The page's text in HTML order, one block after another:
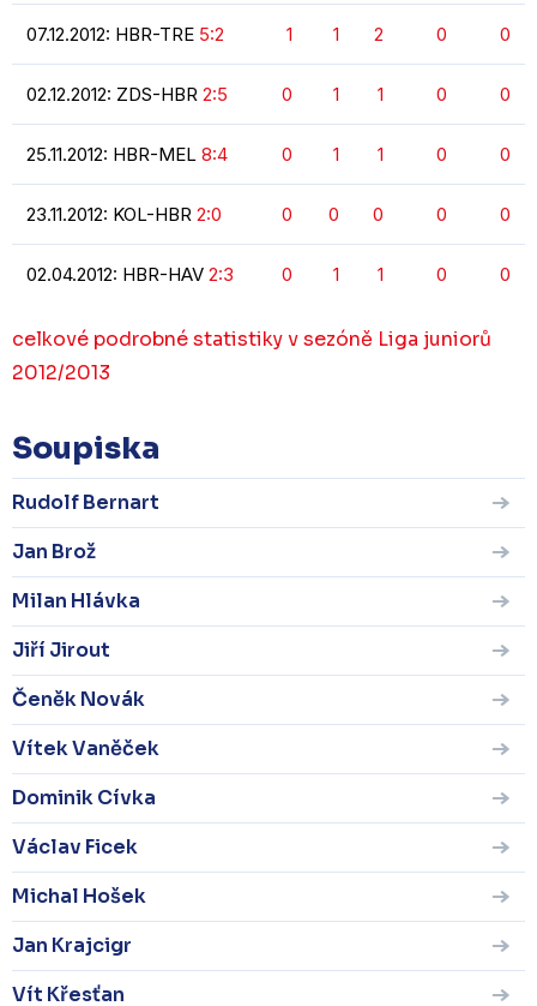
07.12.2012: HBR-TRE 5:2 1 1 2 0 0
02.12.2012: ZDS-HBR 2:5 0 1 1 0 0
25.11.2012: HBR-MEL 8:4 0 1 1 0 0
23.11.2012: KOL-HBR 2:0 0 0 0 0 0
02.04.2012: HBR-HAV 2:3 0 1 1 0 0
celkové podrobné statistiky v sezóně Liga juniorů
2012/2013
Soupiska
Rudolf Bernart
Jan Brož
Milan Hlávka
Jiří Jirout
Čeněk Novák
Vítek Vaněček
Dominik Cívka
Václav Ficek
Michal Hošek
Jan Krajcigr
Vít Křesťan